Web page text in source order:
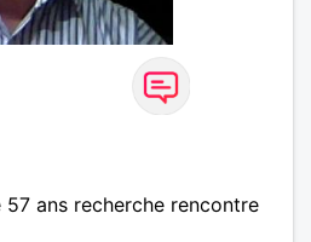
ans recherche rencontre